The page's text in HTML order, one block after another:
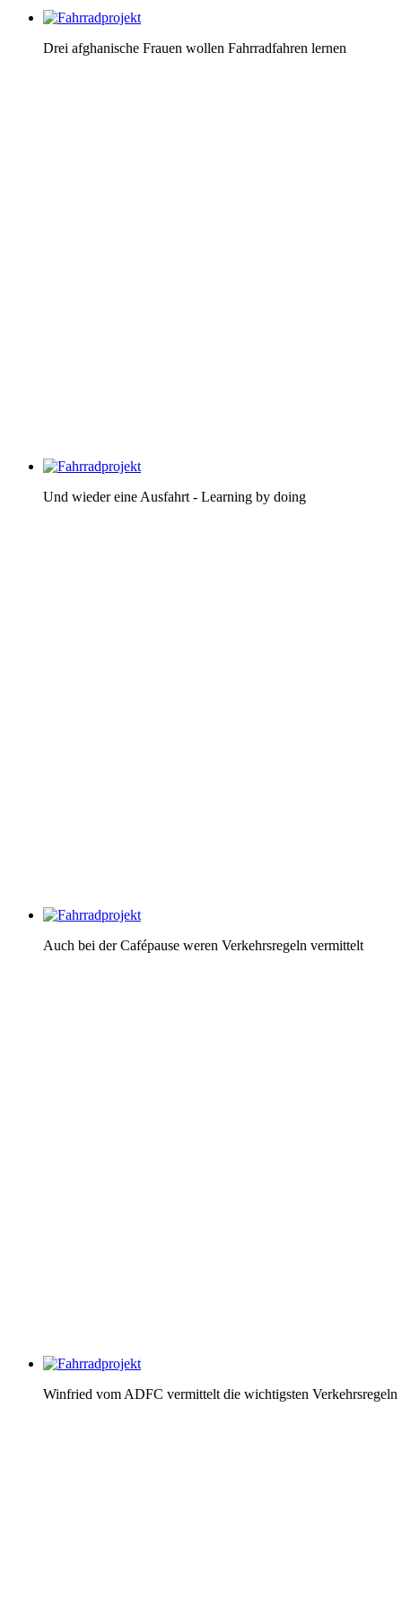
Drei afghanische Frauen wollen Fahrradfahren lernen
Und wieder eine Ausfahrt - Learning by doing
Auch bei der Cafépause weren Verkehrsregeln vermittelt
Winfried vom ADFC vermittelt die wichtigsten Verkehrsregeln